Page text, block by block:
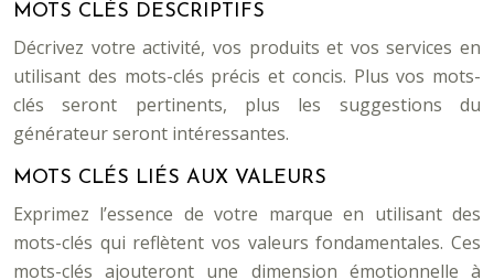
MOTS CLÉS DESCRIPTIFS
Décrivez votre activité, vos produits et vos services en
utilisant des mots-clés précis et concis. Plus vos mots-
clés seront pertinents, plus les suggestions du
générateur seront intéressantes.
MOTS CLÉS LIÉS AUX VALEURS
Exprimez l’essence de votre marque en utilisant des
mots-clés qui reflètent vos valeurs fondamentales. Ces
mots-clés ajouteront une dimension émotionnelle à